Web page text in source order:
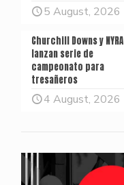
5 August, 2026
Churchill Downs y NYRA
lanzan serie de
campeonato para
tresañeros
4 August, 2026